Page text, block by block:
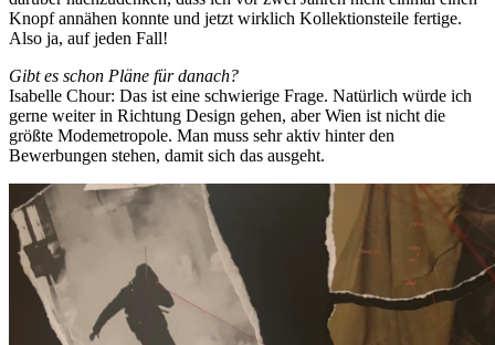
Knopf annähen konnte und jetzt wirklich Kollektionsteile fertige.
Also ja, auf jeden Fall!
Gibt es schon Pläne für danach?
Isabelle Chour: Das ist eine schwierige Frage. Natürlich würde ich
gerne weiter in Richtung Design gehen, aber Wien ist nicht die
größte Modemetropole. Man muss sehr aktiv hinter den
Bewerbungen stehen, damit sich das ausgeht.